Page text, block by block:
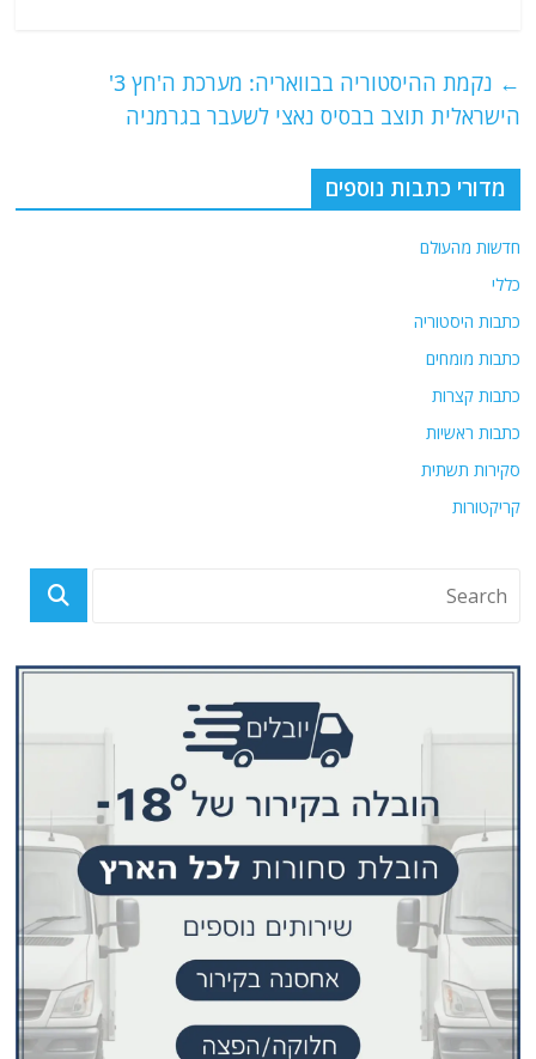
s
A
p
p
g
ra
m
l
er
e
b
o
←
נקמת ההיסטוריה בבוואריה: מערכת ה'חץ 3'
הישראלית תוצב בבסיס נאצי לשעבר בגרמניה
מדורי כתבות נוספים
חדשות מהעולם
כללי
כתבות היסטוריה
כתבות מומחים
כתבות קצרות
כתבות ראשיות
סקירות תשתית
קריקטורות